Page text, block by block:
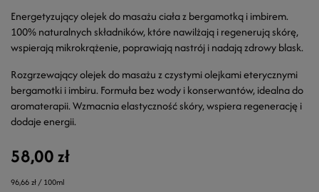
Energetyzujący olejek do masażu ciała z bergamotką i imbirem.
100% naturalnych składników, które nawilżają i regenerują skórę,
wspierają mikrokrążenie, poprawiają nastrój i nadają zdrowy blask.
Rozgrzewający olejek do masażu z czystymi olejkami eterycznymi
bergamotki i imbiru. Formuła bez wody i konserwantów, idealna do
aromaterapii. Wzmacnia elastyczność skóry, wspiera regenerację i
dodaje energii.
58,00 zł
96,66 zł / 100ml